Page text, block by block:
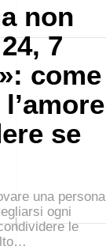
non
7
come
se
una persona
ogni
le